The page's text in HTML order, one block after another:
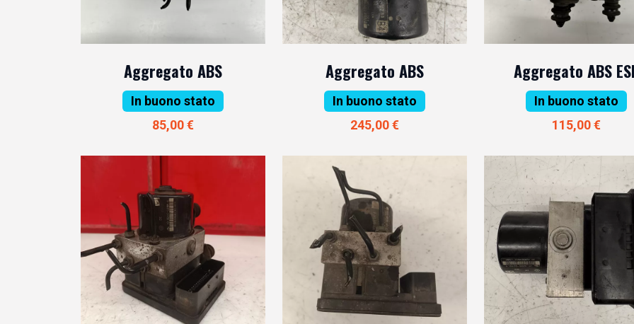
Aggregato ABS
In buono stato
85,00 €
Aggregato ABS
In buono stato
245,00 €
Aggregato ABS
In buono stato
115,00 €